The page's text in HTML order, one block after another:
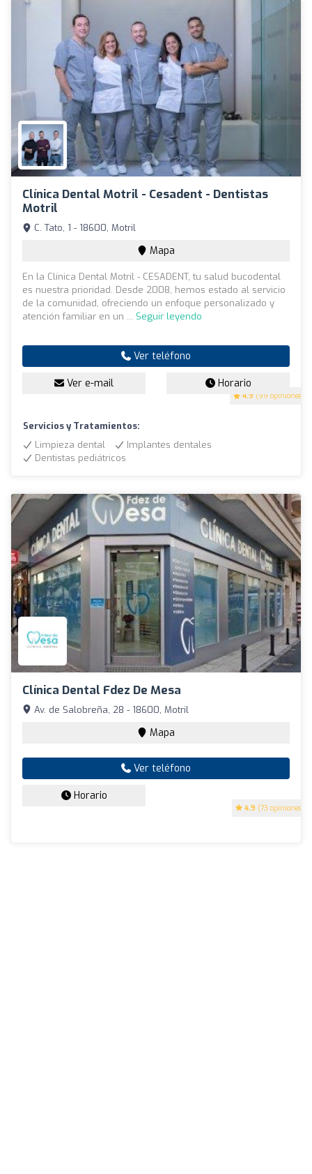
Clínica Dental Motril - Cesadent - Dentistas
Motril
4.9 (99 opiniones)
C. Tato, 1 - 18600, Motril
Mapa
En la Clínica Dental Motril - CESADENT, tu salud bucodental
es nuestra prioridad. Desde 2008, hemos estado al servicio
de la comunidad, ofreciendo un enfoque personalizado y
atención familiar en un ... Seguir leyendo
Ver teléfono
Ver e-mail Horario
Servicios y Tratamientos:
Limpieza dental
Implantes dentales
Dentistas pediátricos
Clínica Dental Fdez De Mesa
4.9 (73 opiniones)
Av. de Salobreña, 28 - 18600, Motril
Mapa
Ver teléfono
Horario